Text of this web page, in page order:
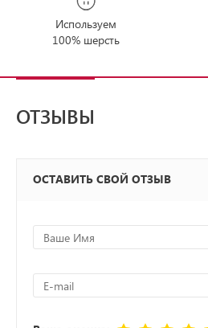
Используем
100% шерсть
ОТЗЫВЫ
ОСТАВИТЬ СВОЙ ОТЗЫВ